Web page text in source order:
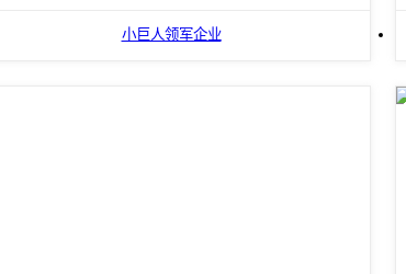
小巨人领军企业